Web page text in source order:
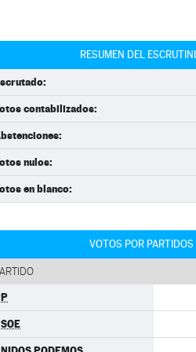
RESUMEN DEL
contabilizados:
nulos:
en blanco:
VOTOS POR